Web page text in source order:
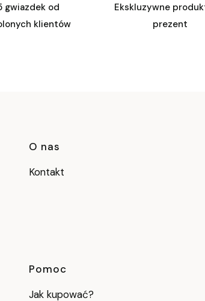
gwiazdek od
klientów
Ekskluzywne
prezent
Linki w stopce
O nas
Kontakt
Pomoc
Jak kupować?